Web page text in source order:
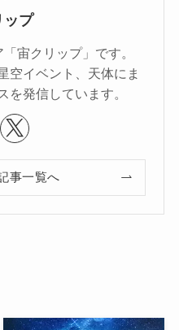
ップ
宙クリップ」です。
空イベント、天体にま
を発信しています。
事一覧へ